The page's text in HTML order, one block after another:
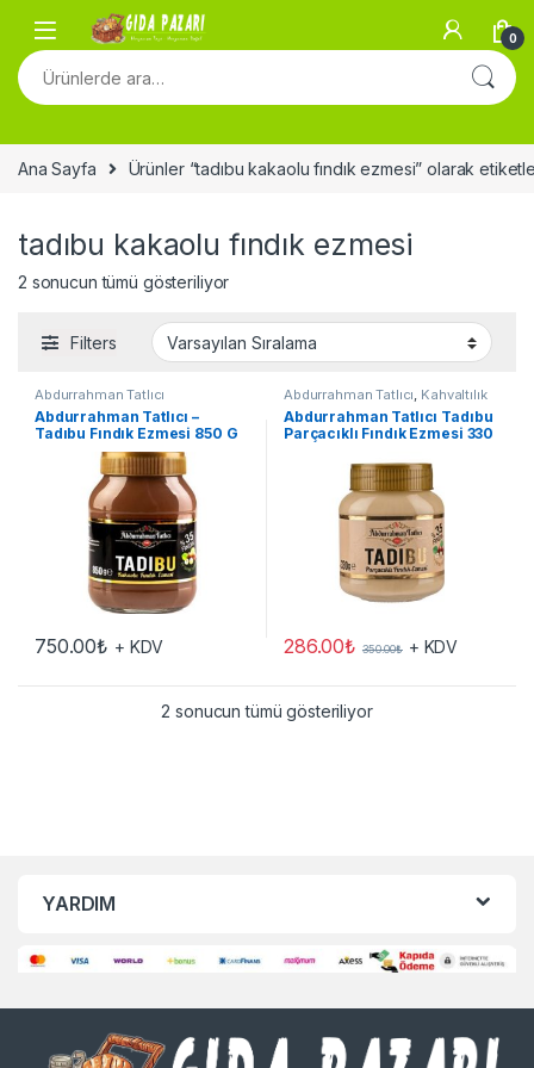
Skip to navigation
Skip to content
0
Ara:
Ana Sayfa Ürünler “tadıbu kakaolu fındık ezmesi” olarak
tadıbu kakaolu fındık ezmesi
2 sonucun tümü gösteriliyor
Filters
Abdurrahman Tatlıcı
Abdurrahman Tatlıcı –
Tadıbu Fındık Ezmesi 850 G
750.00₺ + KDV
Abdurrahman Tatlıcı, Kahvaltılık
Abdurrahman Tatlıcı Tadıbu
Parçacıklı Fındık Ezmesi 330
286.00₺ 350.00₺ + KDV
2 sonucun tümü gösteriliyor
YARDIM